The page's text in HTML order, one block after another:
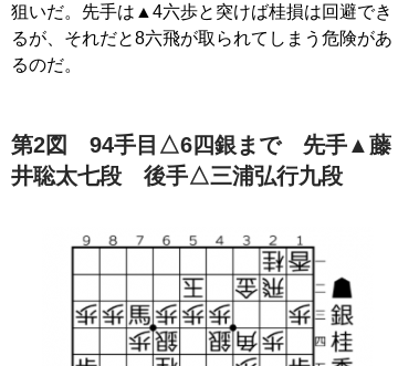
狙いだ。先手は▲4六歩と突けば桂損は回避でき
るが、それだと8六飛が取られてしまう危険があ
るのだ。
第2図 94手目△6四銀まで 先手▲藤
井聡太七段 後手△三浦弘行九段